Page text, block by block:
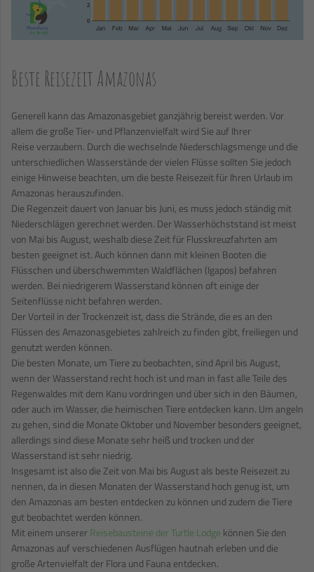
Beste Reisezeit Amazonas
Generell kann das Amazonasgebiet ganzjährig bereist werden. Vor
allem die große Tier- und Pflanzenvielfalt wird Sie auf Ihrer
Reise verzaubern. Durch die wechselnde Niederschlagsmenge und die
unterschiedlichen Wasserstände der vielen Flüsse sollten Sie jedoch
einige Hinweise beachten, um die beste Reisezeit für Ihren Urlaub im
Amazonas herauszufinden.
Die Regenzeit dauert von Januar bis Juni, es muss jedoch ständig mit
Niederschlägen gerechnet werden. Der Wasserhöchststand ist meist
von Mai bis August, weshalb diese Zeit für Flusskreuzfahrten am
besten geeignet ist. Auch können dann mit kleinen Booten die
Flüsschen und überschwemmten Waldflächen (Igapos) befahren
werden. Bei niedrigerem Wasserstand können oft einige der
Seitenflüsse nicht befahren werden.
Der Vorteil in der Trockenzeit ist, dass die Strände, die es an den
Flüssen des Amazonasgebietes zahlreich zu finden gibt, freiliegen und
genutzt werden können.
Die besten Monate, um Tiere zu beobachten, sind April bis August,
wenn der Wasserstand recht hoch ist und man in fast alle Teile des
Regenwaldes mit dem Kanu vordringen und über sich in den Bäumen,
oder auch im Wasser, die heimischen Tiere entdecken kann. Um angeln
zu gehen, sind die Monate Oktober und November besonders geeignet,
allerdings sind diese Monate sehr heiß und trocken und der
Wasserstand ist sehr niedrig.
Insgesamt ist also die Zeit von Mai bis August als beste Reisezeit zu
nennen, da in diesen Monaten der Wasserstand hoch genug ist, um
den Amazonas am besten entdecken zu können und zudem die Tiere
gut beobachtet werden können.
Mit einem unsererReisebausteine der Turtle Lodge können Sie den
Amazonas auf verschiedenen Ausflügen hautnah erleben und die
große Artenvielfalt der Flora und Fauna entdecken.